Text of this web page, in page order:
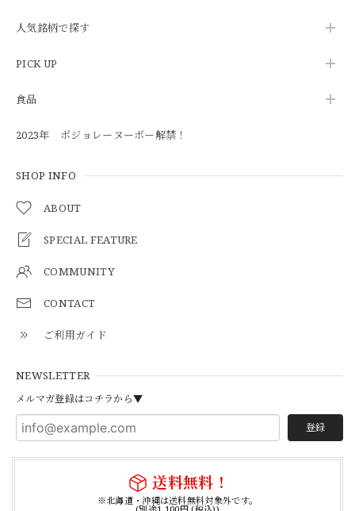
人気銘柄で探す
PICK UP
食品
2023年 ボジョレーヌーボー解禁！
SHOP INFO
ABOUT
SPECIAL FEATURE
COMMUNITY
CONTACT
ご利用ガイド
NEWSLETTER
メルマガ登録はコチラから▼
登録
送料無料！
※北海道・沖縄は送料無料対象外です。